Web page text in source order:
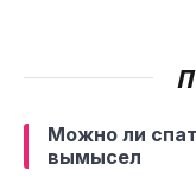
Можно ли
вымысел